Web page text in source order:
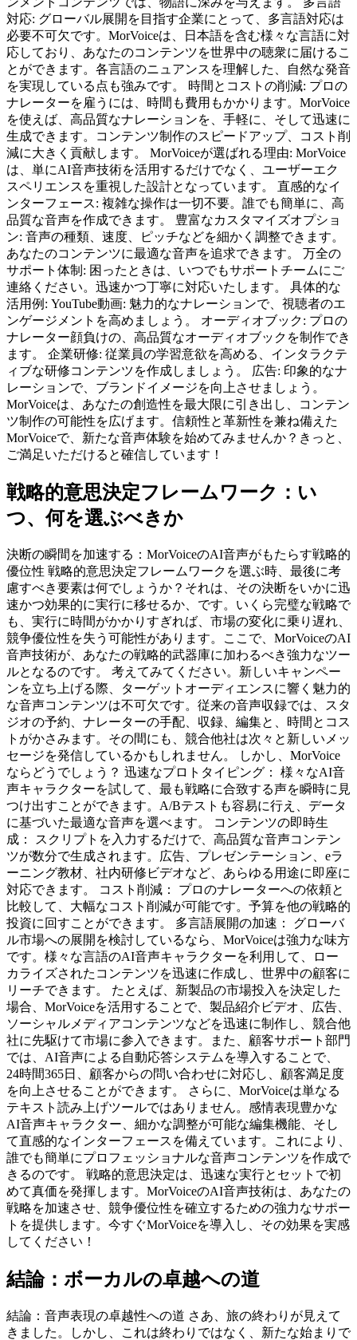
対応: グローバル展開を目指す企業にとって、多言語対応は
必要不可欠です。MorVoiceは、日本語を含む様々な言語に対
応しており、あなたのコンテンツを世界中の聴衆に届けるこ
とができます。各言語のニュアンスを理解した、自然な発音
を実現している点も強みです。 時間とコストの削減: プロの
ナレーターを雇うには、時間も費用もかかります。MorVoice
を使えば、高品質なナレーションを、手軽に、そして迅速に
生成できます。コンテンツ制作のスピードアップ、コスト削
減に大きく貢献します。 MorVoiceが選ばれる理由: MorVoice
は、単にAI音声技術を活用するだけでなく、ユーザーエク
スペリエンスを重視した設計となっています。 直感的なイ
ンターフェース: 複雑な操作は一切不要。誰でも簡単に、高
品質な音声を作成できます。 豊富なカスタマイズオプショ
ン: 音声の種類、速度、ピッチなどを細かく調整できます。
あなたのコンテンツに最適な音声を追求できます。 万全の
サポート体制: 困ったときは、いつでもサポートチームにご
連絡ください。迅速かつ丁寧に対応いたします。 具体的な
活用例: YouTube動画: 魅力的なナレーションで、視聴者のエ
ンゲージメントを高めましょう。 オーディオブック: プロの
ナレーター顔負けの、高品質なオーディオブックを制作でき
ます。 企業研修: 従業員の学習意欲を高める、インタラクテ
ィブな研修コンテンツを作成しましょう。 広告: 印象的なナ
レーションで、ブランドイメージを向上させましょう。
MorVoiceは、あなたの創造性を最大限に引き出し、コンテン
ツ制作の可能性を広げます。信頼性と革新性を兼ね備えた
MorVoiceで、新たな音声体験を始めてみませんか？きっと、
ご満足いただけると確信しています！
戦略的意思決定フレームワーク：い
つ、何を選ぶべきか
決断の瞬間を加速する：MorVoiceのAI音声がもたらす戦略的
優位性 戦略的意思決定フレームワークを選ぶ時、最後に考
慮すべき要素は何でしょうか？それは、その決断をいかに迅
速かつ効果的に実行に移せるか、です。いくら完璧な戦略で
も、実行に時間がかかりすぎれば、市場の変化に乗り遅れ、
競争優位性を失う可能性があります。ここで、MorVoiceのAI
音声技術が、あなたの戦略的武器庫に加わるべき強力なツー
ルとなるのです。 考えてみてください。新しいキャンペー
ンを立ち上げる際、ターゲットオーディエンスに響く魅力的
な音声コンテンツは不可欠です。従来の音声収録では、スタ
ジオの予約、ナレーターの手配、収録、編集と、時間とコス
トがかさみます。その間にも、競合他社は次々と新しいメッ
セージを発信しているかもしれません。 しかし、MorVoice
ならどうでしょう？ 迅速なプロトタイピング： 様々なAI音
声キャラクターを試して、最も戦略に合致する声を瞬時に見
つけ出すことができます。A/Bテストも容易に行え、データ
に基づいた最適な音声を選べます。 コンテンツの即時生
成： スクリプトを入力するだけで、高品質な音声コンテン
ツが数分で生成されます。広告、プレゼンテーション、eラ
ーニング教材、社内研修ビデオなど、あらゆる用途に即座に
対応できます。 コスト削減： プロのナレーターへの依頼と
比較して、大幅なコスト削減が可能です。予算を他の戦略的
投資に回すことができます。 多言語展開の加速： グローバ
ル市場への展開を検討しているなら、MorVoiceは強力な味方
です。様々な言語のAI音声キャラクターを利用して、ロー
カライズされたコンテンツを迅速に作成し、世界中の顧客に
リーチできます。 たとえば、新製品の市場投入を決定した
場合、MorVoiceを活用することで、製品紹介ビデオ、広告、
ソーシャルメディアコンテンツなどを迅速に制作し、競合他
社に先駆けて市場に参入できます。また、顧客サポート部門
では、AI音声による自動応答システムを導入することで、
24時間365日、顧客からの問い合わせに対応し、顧客満足度
を向上させることができます。 さらに、MorVoiceは単なる
テキスト読み上げツールではありません。感情表現豊かな
AI音声キャラクター、細かな調整が可能な編集機能、そし
て直感的なインターフェースを備えています。これにより、
誰でも簡単にプロフェッショナルな音声コンテンツを作成で
きるのです。 戦略的意思決定は、迅速な実行とセットで初
めて真価を発揮します。MorVoiceのAI音声技術は、あなたの
戦略を加速させ、競争優位性を確立するための強力なサポー
トを提供します。今すぐMorVoiceを導入し、その効果を実感
してください！
結論：ボーカルの卓越への道
結論：音声表現の卓越性への道 さあ、旅の終わりが見えて
きました。しかし、これは終わりではなく、新たな始まりで